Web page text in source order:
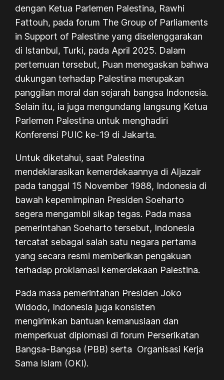
dengan Ketua Parlemen Palestina, Rawhi
Fattouh, pada forum The Group of Parliaments
in Support of Palestine yang diselenggarakan
di Istanbul, Turki, pada April 2025. Dalam
pertemuan tersebut, Puan menegaskan bahwa
dukungan terhadap Palestina merupakan
panggilan moral dan sejarah bangsa Indonesia.
Selain itu, ia juga mengundang langsung Ketua
Parlemen Palestina untuk menghadiri
Konferensi PUIC ke-19 di Jakarta.
Untuk diketahui, saat Palestina
mendeklarasikan kemerdekaannya di Aljazair
pada tanggal 15 November 1988, Indonesia di
bawah kepemimpinan Presiden Soeharto
segera mengambil sikap tegas. Pada masa
pemerintahan Soeharto tersebut, Indonesia
tercatat sebagai salah satu negara pertama
yang secara resmi memberikan pengakuan
terhadap proklamasi kemerdekaan Palestina.
Pada masa pemerintahan Presiden Joko
Widodo, Indonesia juga konsisten
mengirimkan bantuan kemanusiaan dan
memperkuat diplomasi di forum Perserikatan
Bangsa-Bangsa (PBB) serta Organisasi Kerja
Sama Islam (OKI).